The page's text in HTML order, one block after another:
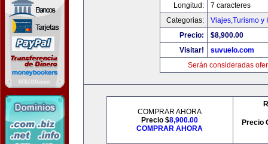
Longitud:
7 caracteres
Categorias:
Viajes,Turismo y
Precio:
$8,900.00
Visitar!
suvuelo.com
Serán consideradas
COMPRAR AHORA
Precio $8,900.00
COMPRAR AHORA
Precio